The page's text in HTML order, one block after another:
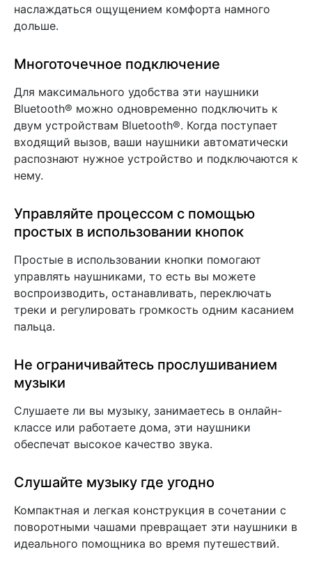
наслаждаться ощущением комфорта намного
дольше.
Многоточечное подключение
Для максимального удобства эти наушники
Bluetooth® можно одновременно подключить к
двум устройствам Bluetooth®. Когда поступает
входящий вызов, ваши наушники автоматически
распознают нужное устройство и подключаются к
нему.
Управляйте процессом с помощью
простых в использовании кнопок
Простые в использовании кнопки помогают
управлять наушниками, то есть вы можете
воспроизводить, останавливать, переключать
треки и регулировать громкость одним касанием
пальца.
Не ограничивайтесь прослушиванием
музыки
Слушаете ли вы музыку, занимаетесь в онлайн-
классе или работаете дома, эти наушники
обеспечат высокое качество звука.
Слушайте музыку где угодно
Компактная и легкая конструкция в сочетании с
поворотными чашами превращает эти наушники в
идеального помощника во время путешествий.